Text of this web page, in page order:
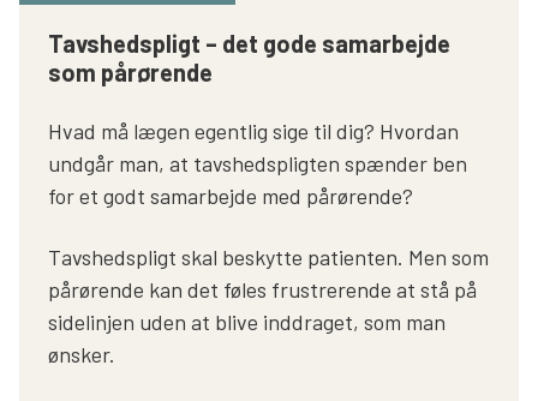
SøgTavshedspligt – det gode samarbejde
som pårørende
Hvad må lægen egentlig sige til dig? Hvordan
undgår man, at tavshedspligten spænder ben
for et godt samarbejde med pårørende?
Tavshedspligt skal beskytte patienten. Men som
pårørende kan det føles frustrerende at stå på
sidelinjen uden at blive inddraget, som man
ønsker.